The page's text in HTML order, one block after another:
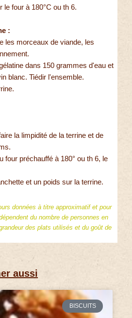
le four à 180°C ou th 6.
:
les morceaux de viande, les
dans 150 grammes d'eau et
blanc. Tiédir l'ensemble.
la limpidité de la terrine et de
four préchauffé à 180° ou th 6, le
et un poids sur la terrine.
données à titre approximatif et pour
du nombre de personnes en
des plats utilisés et du goût de
aussi
BISCUITS